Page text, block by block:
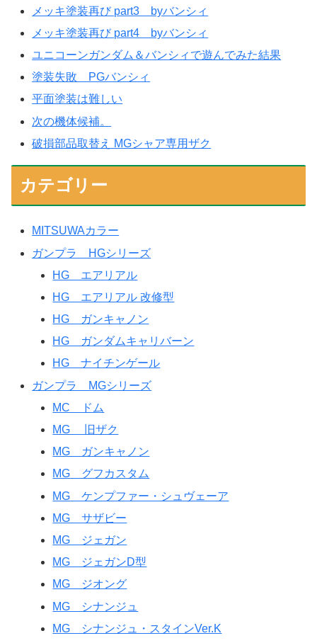
メッキ塗装再び part3 byバンシィ
メッキ塗装再び part4 byバンシィ
ユニコーンガンダム＆バンシィで遊んでみた結果
塗装失敗 PGバンシィ
平面塗装は難しい
次の機体候補。
破損部品取替え MGシャア専用ザク
カテゴリー
MITSUWAカラー
ガンプラ HGシリーズ
HG エアリアル
HG エアリアル 改修型
HG ガンキャノン
HG ガンダムキャリバーン
HG ナイチンゲール
ガンプラ MGシリーズ
MC ドム
MG 旧ザク
MG ガンキャノン
MG グフカスタム
MG ケンプファー・シュヴェーア
MG サザビー
MG ジェガン
MG ジェガンD型
MG ジオング
MG シナンジュ
MG シナンジュ・スタインVer.K